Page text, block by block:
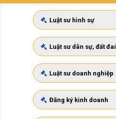
Luật sư hình sự
Luật sư dân sự, đất đai
Luật sư doanh nghiệp
Đăng ký kinh doanh